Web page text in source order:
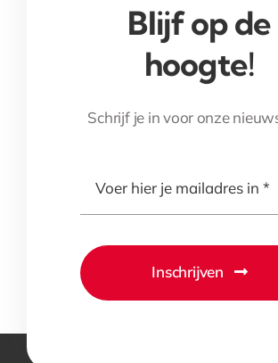
Blijf op de
hoogte!
Schrijf je in voor onze
Inschrijven